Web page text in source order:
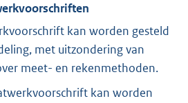
kan worden gesteld
met uitzondering van
meet- en rekenmethoden.
kan worden